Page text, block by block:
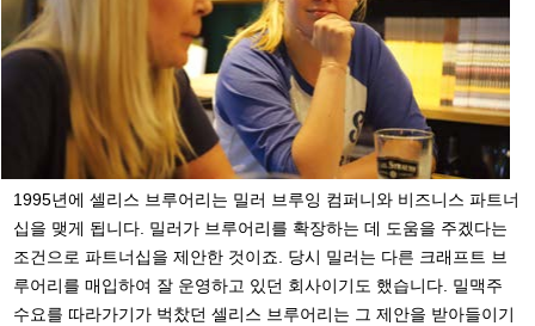
1995년에 셀리스 브루어리는 밀러 브루잉 컴퍼니와 비즈니스 파트너
십을 맺게 됩니다. 밀러가 브루어리를 확장하는 데 도움을 주겠다는
조건으로 파트너십을 제안한 것이죠. 당시 밀러는 다른 크래프트 브
루어리를 매입하여 잘 운영하고 있던 회사이기도 했습니다. 밀맥주
수요를 따라가기가 벅찼던 셀리스 브루어리는 그 제안을 받아들이기